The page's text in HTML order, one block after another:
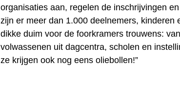
organisaties aan, regelen de inschrijvingen
zijn er meer dan 1.000 deelnemers, kinderen
dikke duim voor de foorkramers trouwens:
volwassenen uit dagcentra, scholen en
ze krijgen ook nog eens oliebollen!”